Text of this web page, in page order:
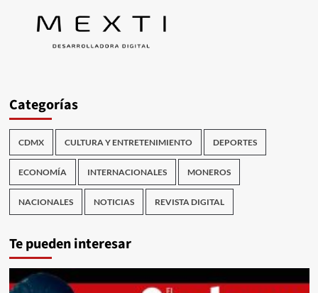
Categorías
CDMX CULTURA Y ENTRETENIMIENTO DEPORTES
ECONOMÍA INTERNACIONALES MONEROS
NACIONALES NOTICIAS REVISTA DIGITAL
Te pueden interesar